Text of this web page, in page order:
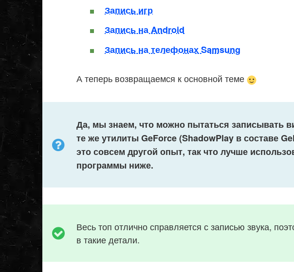
Запись игр
Запись на Android
Запись на телефонах Samsung
А теперь возвращаемся к основной теме
Да, мы знаем, что можно пытаться записывать
те же утилиты GeForce (ShadowPlay в составе
это совсем другой опыт, так что лучше
программы ниже.
Весь топ отлично справляется с записью звука,
в такие детали.